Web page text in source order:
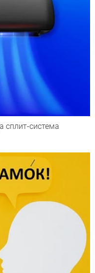
сплит-система